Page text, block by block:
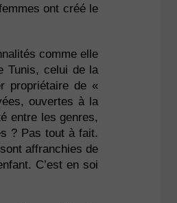
ont créé le
comme elle
Tunis, celui de la
propriétaire de «
ouvertes à la
entre les genres,
? Pas tout à fait.
affranchies de
C’est en soi